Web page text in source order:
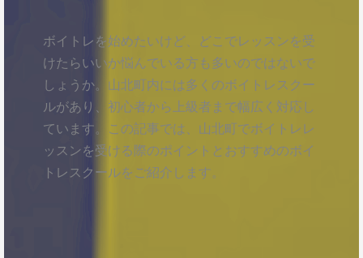
ボイトレを始めたいけど、どこでレッスンを受
けたらいいか悩んでいる方も多いのではないで
しょうか。山北町内には多くのボイトレスクー
ルがあり、初心者から上級者まで幅広く対応し
ています。この記事では、山北町でボイトレレ
ッスンを受ける際のポイントとおすすめのボイ
トレスクールをご紹介します。